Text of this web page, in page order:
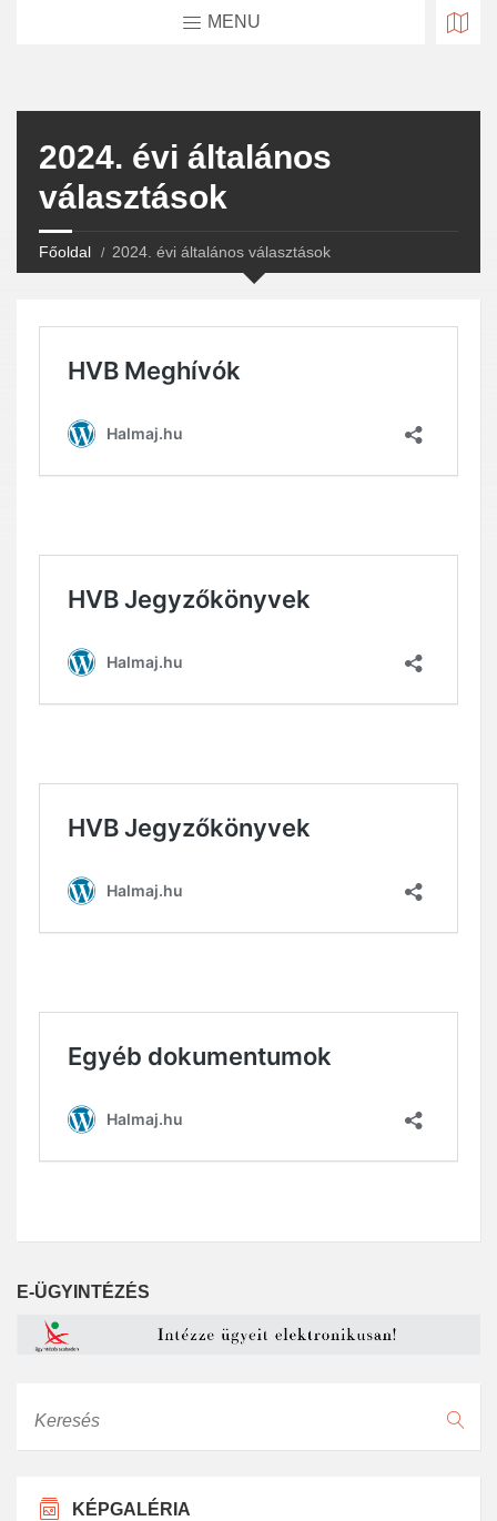
MENU
2024. évi általános
választások
Főoldal 2024. évi általános választások
E-ÜGYINTÉZÉS
KÉPGALÉRIA